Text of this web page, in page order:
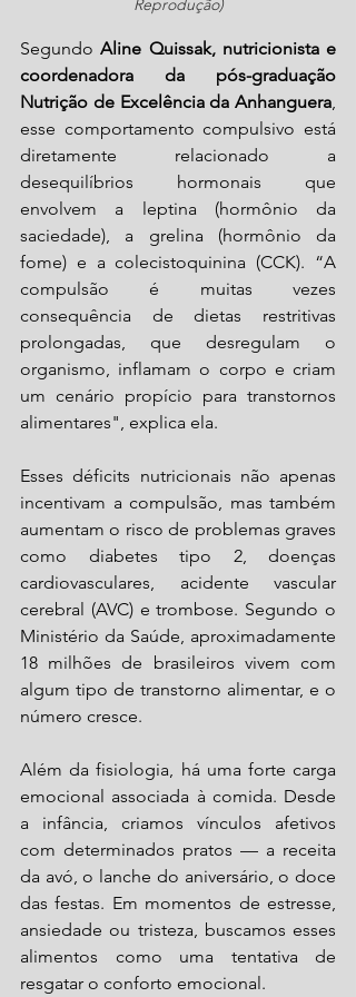
Reprodução)
Segundo Aline Quissak, nutricionista e
coordenadora da pós-graduação
Nutrição de Excelência da Anhanguera,
esse comportamento compulsivo está
diretamente relacionado a
desequilíbrios hormonais que
envolvem a leptina (hormônio da
saciedade), a grelina (hormônio da
fome) e a colecistoquinina (CCK). “A
compulsão é muitas vezes
consequência de dietas restritivas
prolongadas, que desregulam o
organismo, inflamam o corpo e criam
um cenário propício para transtornos
alimentares", explica ela.
Esses déficits nutricionais não apenas
incentivam a compulsão, mas também
aumentam o risco de problemas graves
como diabetes tipo 2, doenças
cardiovasculares, acidente vascular
cerebral (AVC) e trombose. Segundo o
Ministério da Saúde, aproximadamente
18 milhões de brasileiros vivem com
algum tipo de transtorno alimentar, e o
número cresce.
Além da fisiologia, há uma forte carga
emocional associada à comida. Desde
a infância, criamos vínculos afetivos
com determinados pratos — a receita
da avó, o lanche do aniversário, o doce
das festas. Em momentos de estresse,
ansiedade ou tristeza, buscamos esses
alimentos como uma tentativa de
resgatar o conforto emocional.